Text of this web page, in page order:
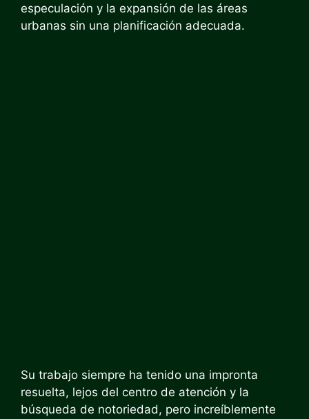
especulación y la expansión de las áreas
urbanas sin una planificación adecuada.
Su trabajo siempre ha tenido una impronta
resuelta, lejos del centro de atención y la
búsqueda de notoriedad, pero increíblemente